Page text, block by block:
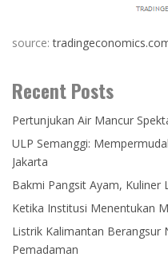
source:
Recent Posts
Pertunjukan Air Mancur
ULP Semanggi:
Jakarta
Bakmi Pangsit Ayam, Kuliner
Ketika Institusi Menentukan
Listrik Kalimantan Berangsur
Pemadaman